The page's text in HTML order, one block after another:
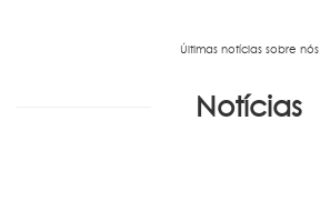
Últimas notícias sobre nós
Notícias